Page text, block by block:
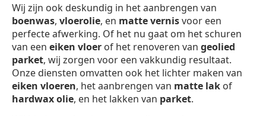
Wij zijn ook deskundig in het aanbrengen van
boenwas, vloerolie, en matte vernisvoor een
perfecte afwerking. Of het nu gaat om het schuren
van een eiken vloer of het renoveren van geolied
parket, wij zorgen voor een vakkundig resultaat.
Onze diensten omvatten ook het lichter maken van
eiken vloeren, het aanbrengen van matte lak of
hardwax olie, en het lakken van parket.